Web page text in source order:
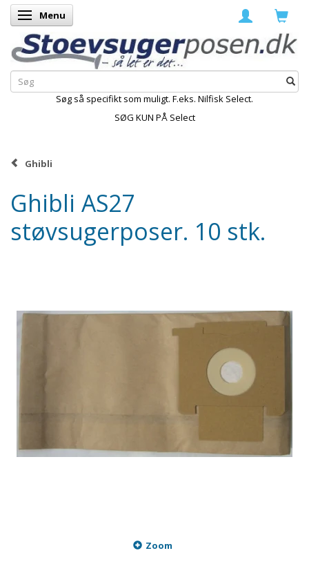
Skifte navigation
Menu
Søg så specifikt som muligt. F.eks. Nilfisk Select.
SØG KUN PÅ Select
Ghibli
Ghibli AS27
støvsugerposer. 10 stk.
Zoom